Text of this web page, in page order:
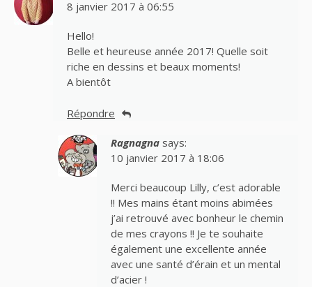
8 janvier 2017 à 06:55
Hello!
Belle et heureuse année 2017! Quelle soit
riche en dessins et beaux moments!
A bientôt
Répondre
Ragnagna says:
10 janvier 2017 à 18:06
Merci beaucoup Lilly, c’est adorable
!! Mes mains étant moins abimées
j’ai retrouvé avec bonheur le chemin
de mes crayons !! Je te souhaite
également une excellente année
avec une santé d’érain et un mental
d’acier !